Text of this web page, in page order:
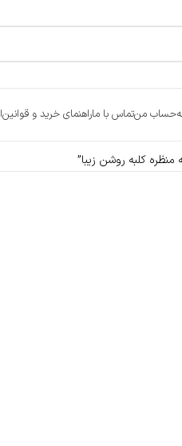
حساب منتماس با ماراهنمای خرید و قوانین
کلبه روشن زیبا”